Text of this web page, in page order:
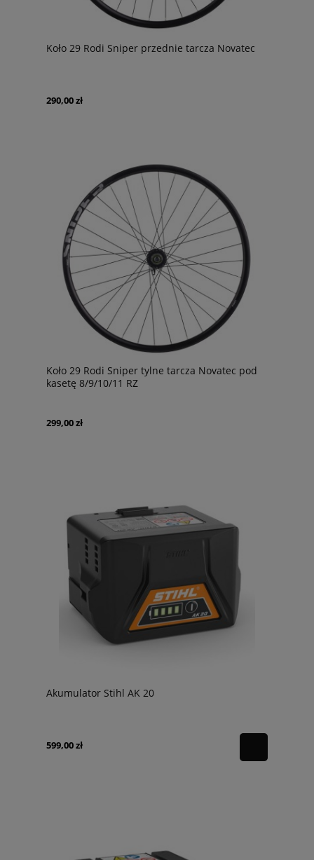
Koło 29 Rodi Sniper przednie tarcza Novatec
290,00 zł
Koło 29 Rodi Sniper tylne tarcza Novatec pod
kasetę 8/9/10/11 RZ
299,00 zł
Akumulator Stihl AK 20
599,00 zł